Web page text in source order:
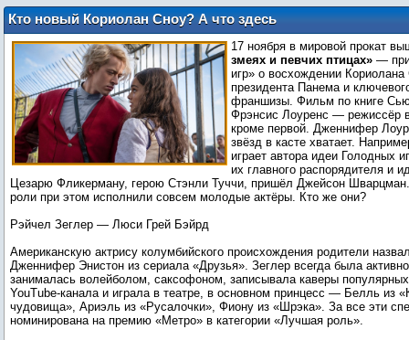
Кто новый Кориолан Сноу? А что здесь
делает Хантер Шафер? Разбираемся,
кто есть кто в приквеле «Голодных игр»17 ноября в мировой прокат
змеях и певчих птицах» —
игр» о восхождении
президента Панема и
франшизы. Фильм по книге
Фрэнсис Лоуренс — режиссёр
кроме первой. Дженнифер
звёзд в касте хватает.
играет автора идеи Голодных
их главного распорядителя и
Цезарю Фликерману, герою Стэнли Туччи, пришёл Джейсон
роли при этом исполнили совсем молодые актёры. Кто же они?
Рэйчел Зеглер — Люси Грей Бэйрд
Американскую актрису колумбийского происхождения родители
Дженнифер Энистон из сериала «Друзья». Зеглер всегда была
занималась волейболом, саксофоном, записывала каверы
YouTube-канала и играла в театре, в основном принцесс — Белль из
чудовища», Ариэль из «Русалочки», Фиону из «Шрэка». За все эти
номинирована на премию «Метро» в категории «Лучшая роль».